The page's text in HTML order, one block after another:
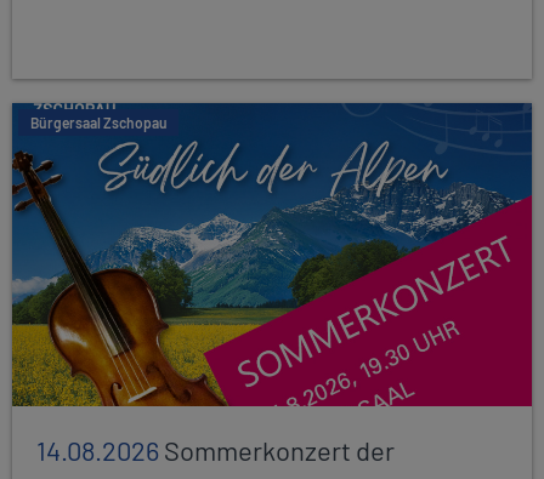
Bürgersaal Zschopau
14.08.2026Sommerkonzert der